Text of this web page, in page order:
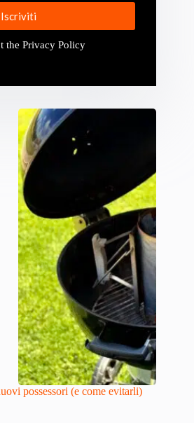
Iscriviti
the Privacy Policy
possessori (e come evitarli)